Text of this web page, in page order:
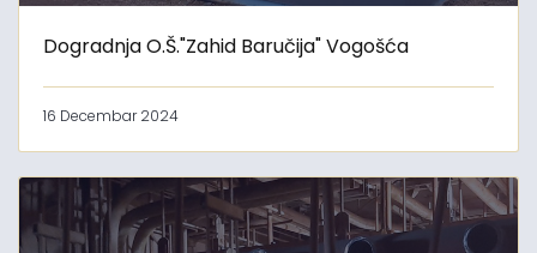
Dogradnja O.Š."Zahid Baručija" Vogošća
16 Decembar 2024